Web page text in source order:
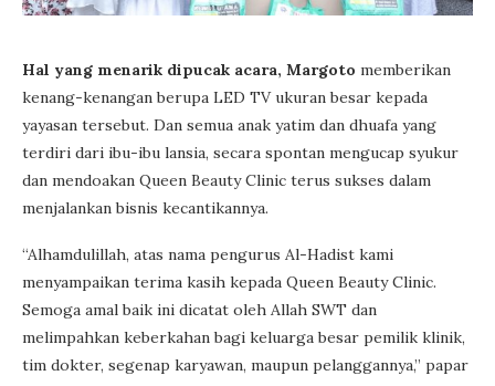
Hal yang menarik dipucak acara, Margoto memberikan
kenang-kenangan berupa LED TV ukuran besar kepada
yayasan tersebut. Dan semua anak yatim dan dhuafa yang
terdiri dari ibu-ibu lansia, secara spontan mengucap syukur
dan mendoakan Queen Beauty Clinic terus sukses dalam
menjalankan bisnis kecantikannya.
“Alhamdulillah, atas nama pengurus Al-Hadist kami
menyampaikan terima kasih kepada Queen Beauty Clinic.
Semoga amal baik ini dicatat oleh Allah SWT dan
melimpahkan keberkahan bagi keluarga besar pemilik klinik,
tim dokter, segenap karyawan, maupun pelanggannya,” papar